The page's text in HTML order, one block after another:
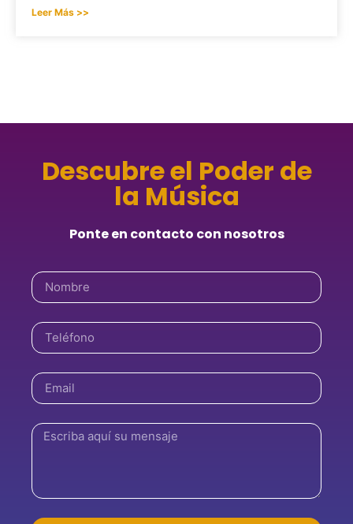
Leer Más >>
Descubre el Poder de
la Música
Ponte en contacto con nosotros